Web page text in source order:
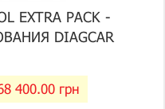
EXTRA PACK -
DIAGCAR
400.00 грн